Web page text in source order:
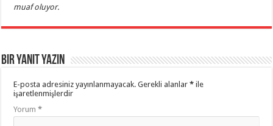
muaf oluyor.
Bir yanıt yazın
E-posta adresiniz yayınlanmayacak. Gerekli alanlar* ile
işaretlenmişlerdir
Yorum*